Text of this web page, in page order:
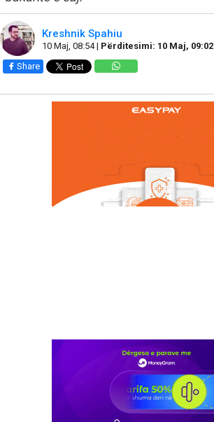
Kreshnik Spahiu
10 Maj, 08:54 | Përditesimi: 10 Maj, 09:02
Share